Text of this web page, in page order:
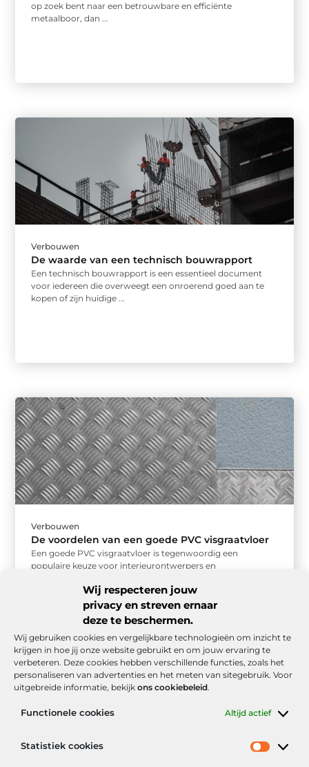
Wij respecteren jouw
privacy en streven ernaar
deze te beschermen.
Wij gebruiken cookies en vergelijkbare technologieën om inzicht te
krijgen in hoe jij onze website gebruikt en om jouw ervaring te
verbeteren. Deze cookies hebben verschillende functies, zoals het
personaliseren van advertenties en het meten van sitegebruik. Voor
uitgebreide informatie, bekijk ons cookiebeleid.
Functionele cookies Altijd actief
Statistiek cookies
op zoek bent naar een betrouwbare en efficiënte
metaalboor, dan ...
Verbouwen
De waarde van een technisch bouwrapport
Een technisch bouwrapport is een essentieel document
voor iedereen die overweegt een onroerend goed aan te
kopen of zijn huidige ...
Verbouwen
De voordelen van een goede PVC visgraatvloer
Een goede PVC visgraatvloer is tegenwoordig een
populaire keuze voor interieurontwerpers en
Onze informatie